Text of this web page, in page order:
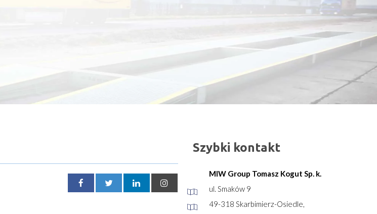
Szybki kontakt
MIW Group Tomasz Kogut Sp. k.
ul. Smaków 9
49-318 Skarbimierz-Osiedle,